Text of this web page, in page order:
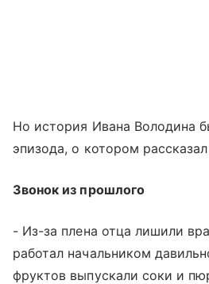
Но история Ивана Володина
эпизода, о котором
Звонок из прошлого
- Из-за плена отца лишили
работал начальником
фруктов выпускали соки и